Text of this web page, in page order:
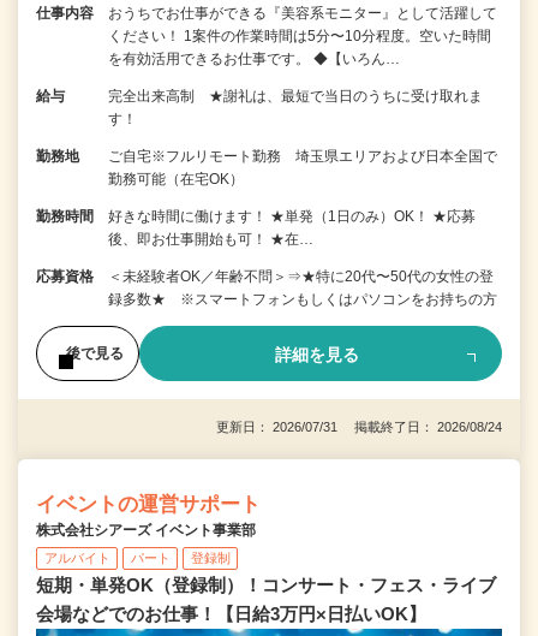
仕事内容
おうちでお仕事ができる『美容系モニター』として活躍して
ください！ 1案件の作業時間は5分〜10分程度。空いた時間
を有効活用できるお仕事です。 ◆【いろん…
給与
完全出来高制 ★謝礼は、最短で当日のうちに受け取れま
す！
勤務地
ご自宅※フルリモート勤務 埼玉県エリアおよび日本全国で
勤務可能（在宅OK）
勤務時間
好きな時間に働けます！ ★単発（1日のみ）OK！ ★応募
後、即お仕事開始も可！ ★在…
応募資格
＜未経験者OK／年齢不問＞⇒★特に20代〜50代の女性の登
録多数★ ※スマートフォンもしくはパソコンをお持ちの方
後で見る 詳細を見る
更新日： 2026/07/31 掲載終了日： 2026/08/24
イベントの運営サポート
株式会社シアーズ イベント事業部
アルバイト パート 登録制
短期・単発OK（登録制）！コンサート・フェス・ライブ
会場などでのお仕事！【日給3万円×日払いOK】